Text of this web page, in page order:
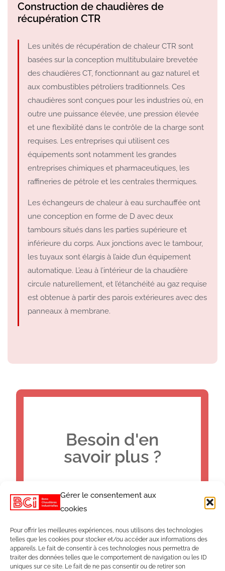
Gérer le consentement aux
cookies
Pour offrir les meilleures expériences, nous utilisons des technologies
telles que les cookies pour stocker et/ou accéder aux informations des
appareils. Le fait de consentir à ces technologies nous permettra de
traiter des données telles que le comportement de navigation ou les ID
uniques sur ce site. Le fait de ne pas consentir ou de retirer son
Construction de chaudières de
récupération CTR
Les unités de récupération de chaleur CTR sont
basées sur la conception multitubulaire brevetée
des chaudières CT, fonctionnant au gaz naturel et
aux combustibles pétroliers traditionnels. Ces
chaudières sont conçues pour les industries où, en
outre une puissance élevée, une pression élevée
et une flexibilité dans le contrôle de la charge sont
requises. Les entreprises qui utilisent ces
équipements sont notamment les grandes
entreprises chimiques et pharmaceutiques, les
raffineries de pétrole et les centrales thermiques.
Les échangeurs de chaleur à eau surchauffée ont
une conception en forme de D avec deux
tambours situés dans les parties supérieure et
inférieure du corps. Aux jonctions avec le tambour,
les tuyaux sont élargis à l’aide d’un équipement
automatique. L’eau à l’intérieur de la chaudière
circule naturellement, et l’étanchéité au gaz requise
est obtenue à partir des parois extérieures avec des
panneaux à membrane.
Besoin d'en
savoir plus ?
Contactez nous